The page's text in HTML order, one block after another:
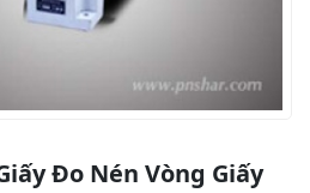
Đo Nén Vòng Giấy